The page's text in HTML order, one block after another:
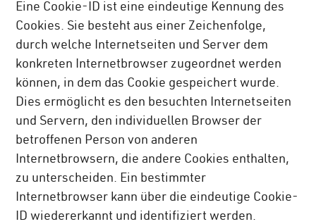
Eine Cookie-ID ist eine eindeutige Kennung des
Cookies. Sie besteht aus einer Zeichenfolge,
durch welche Internetseiten und Server dem
konkreten Internetbrowser zugeordnet werden
können, in dem das Cookie gespeichert wurde.
Dies ermöglicht es den besuchten Internetseiten
und Servern, den individuellen Browser der
betroffenen Person von anderen
Internetbrowsern, die andere Cookies enthalten,
zu unterscheiden. Ein bestimmter
Internetbrowser kann über die eindeutige Cookie-
ID wiedererkannt und identifiziert werden.